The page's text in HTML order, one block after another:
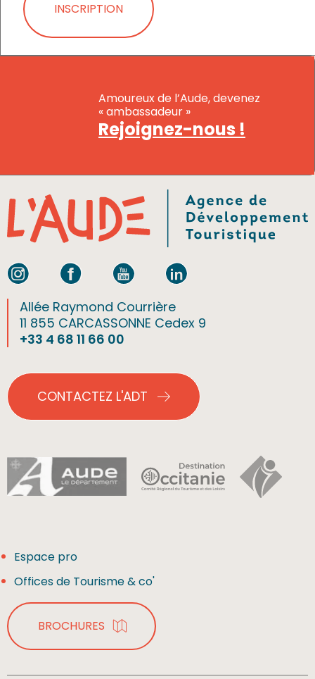
INSCRIPTION
Amoureux de l’Aude, devenez
« ambassadeur »
Rejoignez-nous !
Allée Raymond Courrière
11 855 CARCASSONNE Cedex 9
+33 4 68 11 66 00
CONTACTEZ L'ADT
Espace pro
Offices de Tourisme & co'
BROCHURES